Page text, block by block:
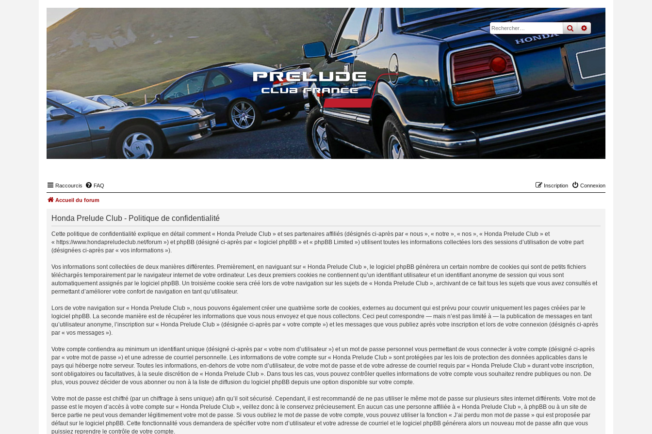
rechercher
recherche
Raccourcis FAQ Connexion
Inscription
Accueil du forum
Honda Prelude Club - Politique de confidentialité
Cette politique de confidentialité explique en détail comment « Honda Prelude Club » et ses partenaires affiliés (désignés ci-après par « nous », « notre », « nos », « Honda Prelude Club » et
« https://www.hondapreludeclub.net/forum ») et phpBB (désigné ci-après par « logiciel phpBB » et « phpBB Limited ») utilisent toutes les informations collectées lors des sessions d’utilisation de votre part
(désignées ci-après par « vos informations »).
Vos informations sont collectées de deux manières différentes. Premièrement, en naviguant sur « Honda Prelude Club », le logiciel phpBB génèrera un certain nombre de cookies qui sont de petits fichiers
téléchargés temporairement par le navigateur internet de votre ordinateur. Les deux premiers cookies ne contiennent qu’un identifiant utilisateur et un identifiant anonyme de session qui vous sont
automatiquement assignés par le logiciel phpBB. Un troisième cookie sera créé lors de votre navigation sur les sujets de « Honda Prelude Club », archivant de ce fait tous les sujets que vous avez consultés et
permettant d’améliorer votre confort de navigation en tant qu’utilisateur.
Lors de votre navigation sur « Honda Prelude Club », nous pouvons également créer une quatrième sorte de cookies, externes au document qui est prévu pour couvrir uniquement les pages créées par le
logiciel phpBB. La seconde manière est de récupérer les informations que vous nous envoyez et que nous collectons. Ceci peut correspondre — mais n’est pas limité à — la publication de messages en tant
qu’utilisateur anonyme, l’inscription sur « Honda Prelude Club » (désignée ci-après par « votre compte ») et les messages que vous publiez après votre inscription et lors de votre connexion (désignés ci-après
par « vos messages »).
Votre compte contiendra au minimum un identifiant unique (désigné ci-après par « votre nom d’utilisateur ») et un mot de passe personnel vous permettant de vous connecter à votre compte (désigné ci-après
par « votre mot de passe ») et une adresse de courriel personnelle. Les informations de votre compte sur « Honda Prelude Club » sont protégées par les lois de protection des données applicables dans le
pays qui héberge notre serveur. Toutes les informations, en-dehors de votre nom d’utilisateur, de votre mot de passe et de votre adresse de courriel requis par « Honda Prelude Club » durant votre inscription,
sont obligatoires ou facultatives, à la seule discrétion de « Honda Prelude Club ». Dans tous les cas, vous pouvez contrôler quelles informations de votre compte vous souhaitez rendre publiques ou non. De
plus, vous pouvez décider de vous abonner ou non à la liste de diffusion du logiciel phpBB depuis une option disponible sur votre compte.
Votre mot de passe est chiffré (par un chiffrage à sens unique) afin qu’il soit sécurisé. Cependant, il est recommandé de ne pas utiliser le même mot de passe sur plusieurs sites internet différents. Votre mot de
passe est le moyen d’accès à votre compte sur « Honda Prelude Club », veillez donc à le conservez précieusement. En aucun cas une personne affiliée à « Honda Prelude Club », à phpBB ou à un site de
tierce partie ne peut vous demander légitimement votre mot de passe. Si vous oubliez le mot de passe de votre compte, vous pouvez utiliser la fonction « J’ai perdu mon mot de passe » qui est proposée par
défaut sur le logiciel phpBB. Cette fonctionnalité vous demandera de spécifier votre nom d’utilisateur et votre adresse de courriel et le logiciel phpBB générera alors un nouveau mot de passe afin que vous
puissiez reprendre le contrôle de votre compte.